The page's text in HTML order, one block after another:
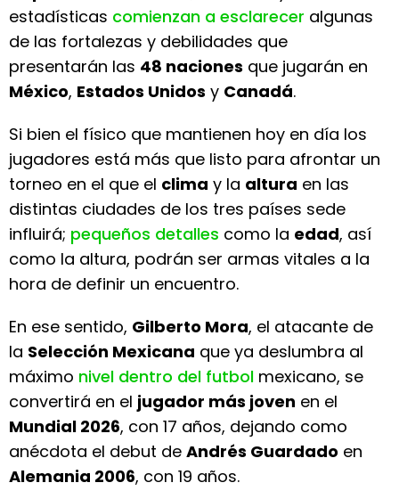
estadísticas comienzan a esclarecer algunas
de las fortalezas y debilidades que
presentarán las 48 naciones que jugarán en
México, Estados Unidos y Canadá.
Si bien el físico que mantienen hoy en día los
jugadores está más que listo para afrontar un
torneo en el que el clima y la altura en las
distintas ciudades de los tres países sede
influirá; pequeños detalles como la edad, así
como la altura, podrán ser armas vitales a la
hora de definir un encuentro.
En ese sentido, Gilberto Mora, el atacante de
la Selección Mexicana que ya deslumbra al
máximo nivel dentro del futbol mexicano, se
convertirá en el jugador más joven en el
Mundial 2026, con 17 años, dejando como
anécdota el debut de Andrés Guardado en
Alemania 2006, con 19 años.